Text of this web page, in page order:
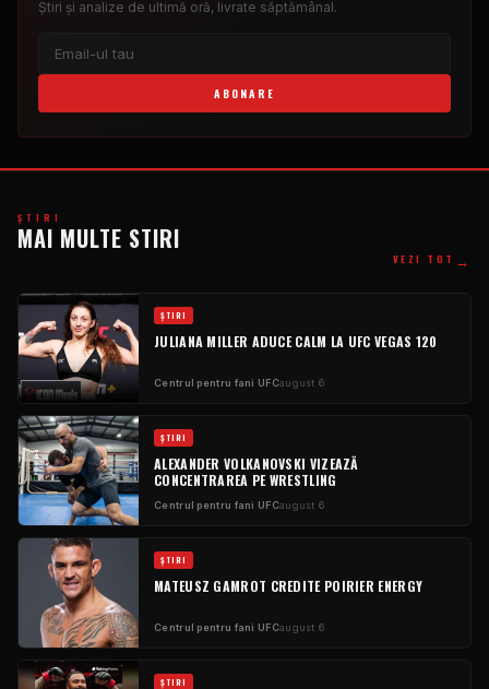
Știri și analize de ultimă oră, livrate săptămânal.
ABONARE
ŞTIRI
MAI MULTE STIRI
VEZI TOT →
ŞTIRI
JULIANA MILLER ADUCE CALM LA UFC VEGAS 120
Centrul pentru fani UFCaugust 6
ŞTIRI
ALEXANDER VOLKANOVSKI VIZEAZĂ
CONCENTRAREA PE WRESTLING
Centrul pentru fani UFCaugust 6
ŞTIRI
MATEUSZ GAMROT CREDITE POIRIER ENERGY
Centrul pentru fani UFCaugust 6
ŞTIRI